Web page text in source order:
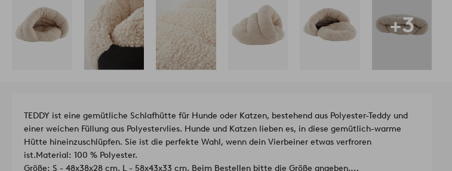
+3
TEDDY ist eine gemütliche Schlafhütte für Hunde oder Katzen, bestehend aus Polyester-Teddy und
einer weichen Füllung aus Polyestervlies. Hunde und Katzen lieben es, in diese gemütlich-warme
Hütte hineinzuschlüpfen. Sie ist die perfekte Wahl, wenn dein Vierbeiner etwas verfroren
ist.Material: 100 % Polyester.
Größe: S - 48x38x28 cm. L - 58x43x33 cm. Beim Bestellen bitte die Größe angeben.